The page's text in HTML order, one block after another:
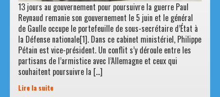
13 jours au gouvernement pour poursuivre la guerre Paul
Reynaud remanie son gouvernement le 5 juin et le général
de Gaulle occupe le portefeuille de sous-secrétaire d’État à
la Défense nationale[1]. Dans ce cabinet ministériel, Philippe
Pétain est vice-président. Un conflit s’y déroule entre les
partisans de l’armistice avec l’Allemagne et ceux qui
souhaitent poursuivre la […]
Lire la suite